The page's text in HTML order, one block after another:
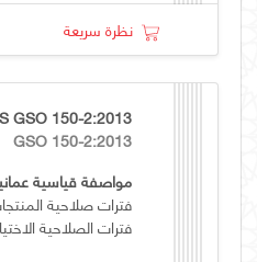
نظرة سريعة
GSO 150-2:2013
GSO 150-2:2013
مواصفة قياسية
فترات صلاحية
فترات الصلاحية